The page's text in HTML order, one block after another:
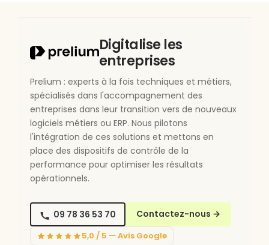
Digitalise les
entreprises
Prelium : experts à la fois techniques et métiers,
spécialisés dans l'accompagnement des
entreprises dans leur transition vers de nouveaux
logiciels métiers ou ERP. Nous pilotons
l'intégration de ces solutions et mettons en
place des dispositifs de contrôle de la
performance pour optimiser les résultats
opérationnels.
09 78 36 53 70 Contactez-nous →
5,0 / 5 — Avis Google